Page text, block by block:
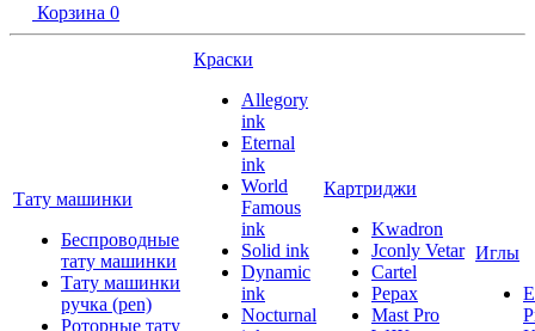
Корзина 0
Тату машинки
Беспроводные
тату машинки
Тату машинки
ручка (pen)
Роторные тату
Краски
Allegory
ink
Eternal
ink
World
Famous
ink
Solid ink
Dynamic
ink
Nocturnal
Картриджи
Kwadron
Jconly Vetar
Cartel
Pepax
Mast Pro
Иглы